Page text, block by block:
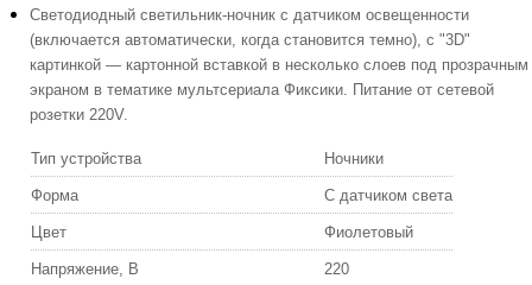
Светодиодный светильник-ночник с датчиком освещенности
(включается автоматически, когда становится темно), с "3D"
картинкой — картонной вставкой в несколько слоев под прозрачным
экраном в тематике мультсериала Фиксики. Питание от сетевой
розетки 220V.
Тип устройства Ночники
Форма С датчиком света
Цвет Фиолетовый
Напряжение, В 220